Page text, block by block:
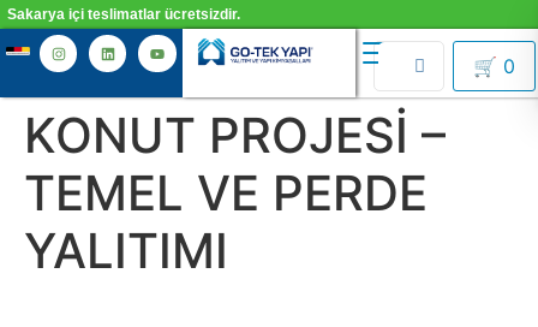
Sakarya içi teslimatlar ücretsizdir.
🛒 0
KONUT PROJESİ –
TEMEL VE PERDE
YALITIMI